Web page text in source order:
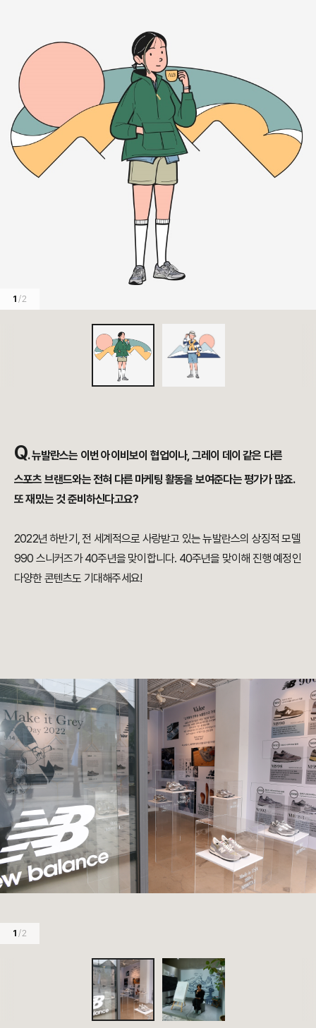
1 / 2
Q.뉴발란스는 이번 아이비보이 협업이나, 그레이 데이 같은 다른
스포츠 브랜드와는 전혀 다른 마케팅 활동을 보여준다는 평가가 많죠.
또 재밌는 것 준비하신다고요?
2022년 하반기, 전 세계적으로 사랑받고 있는 뉴발란스의 상징적 모델
990 스니커즈가 40주년을 맞이합니다. 40주년을 맞이해 진행 예정인
다양한 콘텐츠도 기대해주세요!
1 / 2